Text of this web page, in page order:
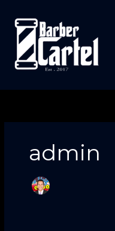
content
admin